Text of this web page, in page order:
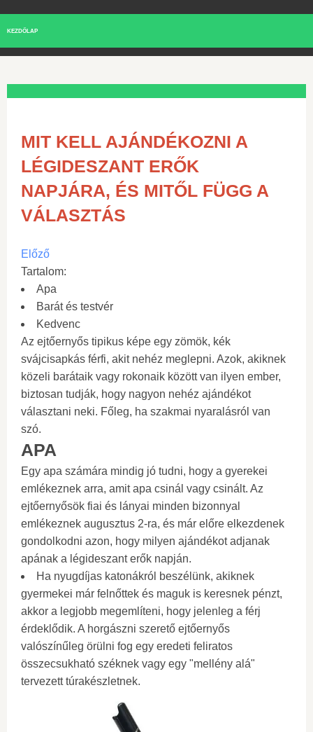
KEZDŐLAP
MIT KELL AJÁNDÉKOZNI A
LÉGIDESZANT ERŐK
NAPJÁRA, ÉS MITŐL FÜGG A
VÁLASZTÁS
Előző
Tartalom:
Apa
Barát és testvér
Kedvenc
Az ejtőernyős tipikus képe egy zömök, kék
svájcisapkás férfi, akit nehéz meglepni. Azok, akiknek
közeli barátaik vagy rokonaik között van ilyen ember,
biztosan tudják, hogy nagyon nehéz ajándékot
választani neki. Főleg, ha szakmai nyaralásról van
szó.
APA
Egy apa számára mindig jó tudni, hogy a gyerekei
emlékeznek arra, amit apa csinál vagy csinált. Az
ejtőernyősök fiai és lányai minden bizonnyal
emlékeznek augusztus 2-ra, és már előre elkezdenek
gondolkodni azon, hogy milyen ajándékot adjanak
apának a légideszant erők napján.
Ha nyugdíjas katonákról beszélünk, akiknek
gyermekei már felnőttek és maguk is keresnek pénzt,
akkor a legjobb megemlíteni, hogy jelenleg a férj
érdeklődik. A horgászni szerető ejtőernyős
valószínűleg örülni fog egy eredeti feliratos
összecsukható széknek vagy egy "mellény alá"
tervezett túrakészletnek.